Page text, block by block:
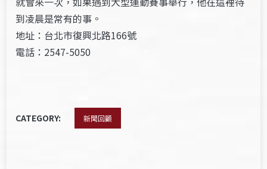
到凌晨是常有的事。
地址：台北市復興北路166號
電話：2547-5050
CATEGORY: 新聞回顧